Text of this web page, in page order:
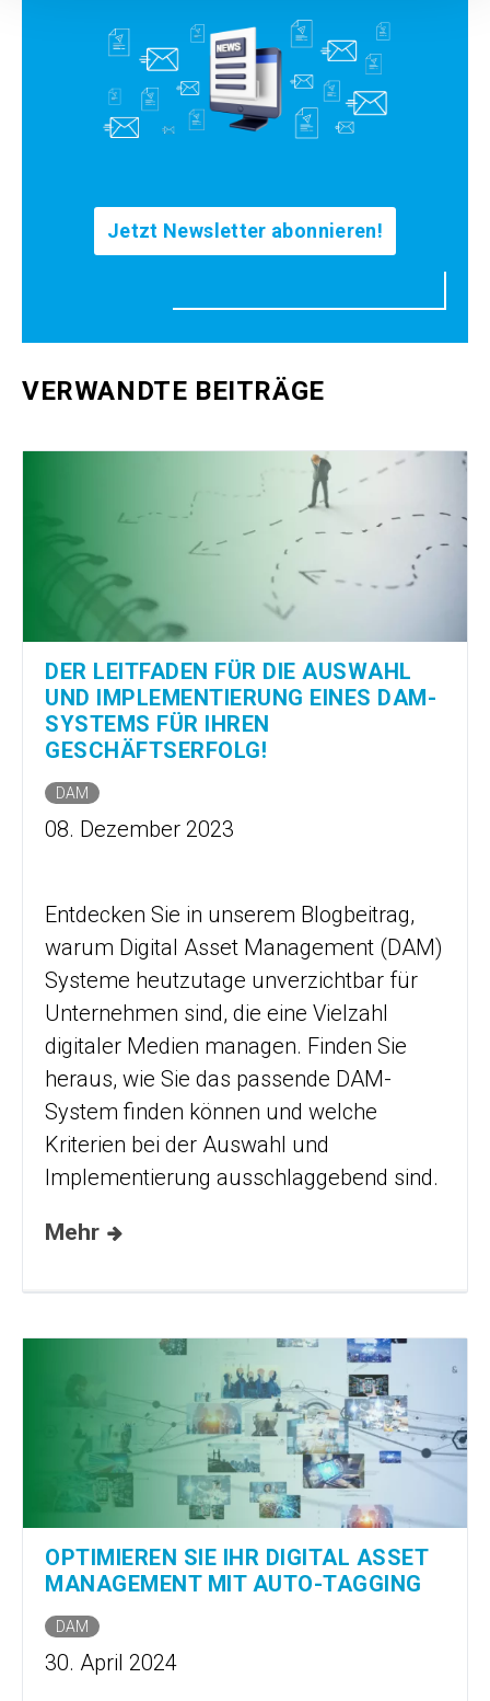
Jetzt Newsletter abonnieren!
VERWANDTE BEITRÄGE
DER LEITFADEN FÜR DIE AUSWAHL
UND IMPLEMENTIERUNG EINES DAM-
SYSTEMS FÜR IHREN
GESCHÄFTSERFOLG!
DAM
08. Dezember 2023
Entdecken Sie in unserem Blogbeitrag,
warum Digital Asset Management (DAM)
Systeme heutzutage unverzichtbar für
Unternehmen sind, die eine Vielzahl
digitaler Medien managen. Finden Sie
heraus, wie Sie das passende DAM-
System finden können und welche
Kriterien bei der Auswahl und
Implementierung ausschlaggebend sind.
Mehr
OPTIMIEREN SIE IHR DIGITAL ASSET
MANAGEMENT MIT AUTO-TAGGING
DAM
30. April 2024